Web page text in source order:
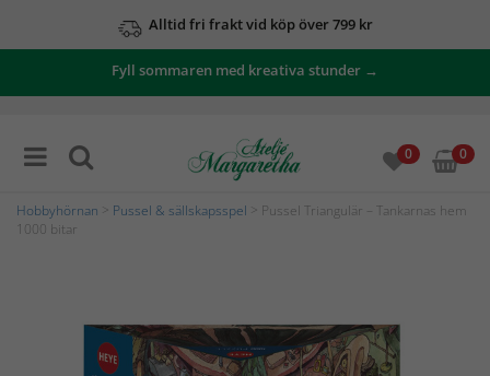
Alltid fri frakt vid köp över 799 kr
Fyll sommaren med kreativa stunder →
0 0
Hobbyhörnan Pussel & sällskapsspel > Pussel Triangulär – Tankarnas hem
1000 bitar